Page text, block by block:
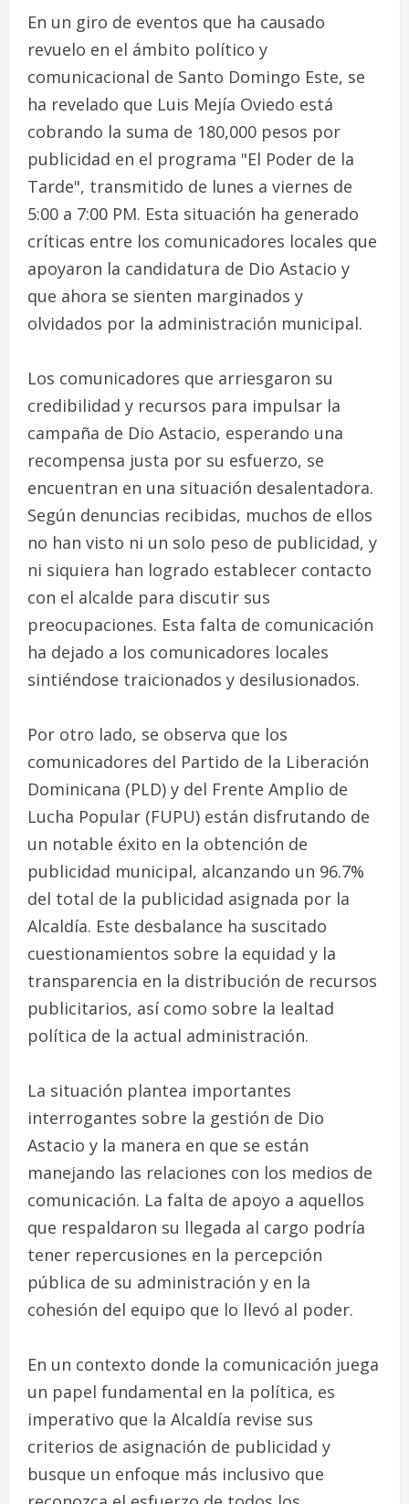
En un giro de eventos que ha causado
revuelo en el ámbito político y
comunicacional de Santo Domingo Este, se
ha revelado que Luis Mejía Oviedo está
cobrando la suma de 180,000 pesos por
publicidad en el programa "El Poder de la
Tarde", transmitido de lunes a viernes de
5:00 a 7:00 PM. Esta situación ha generado
críticas entre los comunicadores locales que
apoyaron la candidatura de Dio Astacio y
que ahora se sienten marginados y
olvidados por la administración municipal.
Los comunicadores que arriesgaron su
credibilidad y recursos para impulsar la
campaña de Dio Astacio, esperando una
recompensa justa por su esfuerzo, se
encuentran en una situación desalentadora.
Según denuncias recibidas, muchos de ellos
no han visto ni un solo peso de publicidad, y
ni siquiera han logrado establecer contacto
con el alcalde para discutir sus
preocupaciones. Esta falta de comunicación
ha dejado a los comunicadores locales
sintiéndose traicionados y desilusionados.
Por otro lado, se observa que los
comunicadores del Partido de la Liberación
Dominicana (PLD) y del Frente Amplio de
Lucha Popular (FUPU) están disfrutando de
un notable éxito en la obtención de
publicidad municipal, alcanzando un 96.7%
del total de la publicidad asignada por la
Alcaldía. Este desbalance ha suscitado
cuestionamientos sobre la equidad y la
transparencia en la distribución de recursos
publicitarios, así como sobre la lealtad
política de la actual administración.
La situación plantea importantes
interrogantes sobre la gestión de Dio
Astacio y la manera en que se están
manejando las relaciones con los medios de
comunicación. La falta de apoyo a aquellos
que respaldaron su llegada al cargo podría
tener repercusiones en la percepción
pública de su administración y en la
cohesión del equipo que lo llevó al poder.
En un contexto donde la comunicación juega
un papel fundamental en la política, es
imperativo que la Alcaldía revise sus
criterios de asignación de publicidad y
busque un enfoque más inclusivo que